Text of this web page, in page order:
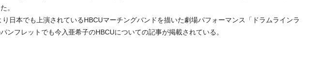
。
り日本でも上演されているHBCUマーチングバンドを描いた劇場パフォーマンス「ドラムラインラ
ンフレットでも今入亜希子のHBCUについての記事が掲載されている。